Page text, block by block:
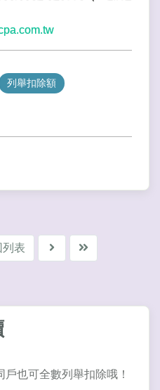
列舉扣除額
列表
也可全數列舉扣除哦！